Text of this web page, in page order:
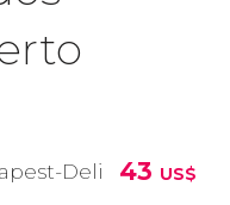
Deli
43 US$